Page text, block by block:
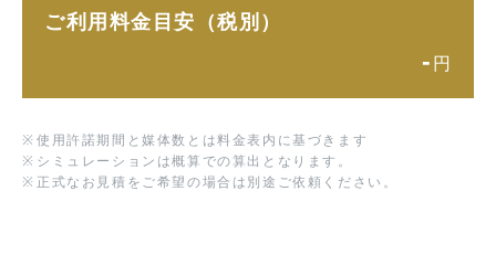
ご利用料金目安（税別）
- 円
※ 使用許諾期間と媒体数とは料金表内に基づきます
※ シミュレーションは概算での算出となります。
※ 正式なお見積をご希望の場合は別途ご依頼ください。